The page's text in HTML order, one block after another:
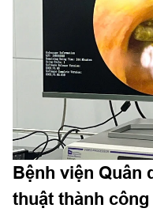
sâu rộng là mô hình
thực tiễn điều trị và nhu
Bệnh viện Quân
thuật thành